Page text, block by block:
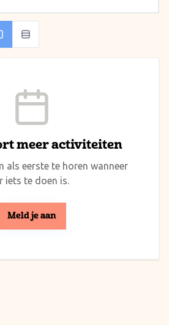
meer activiteiten
als eerste te horen wanneer
iets te doen is.
Meld je aan